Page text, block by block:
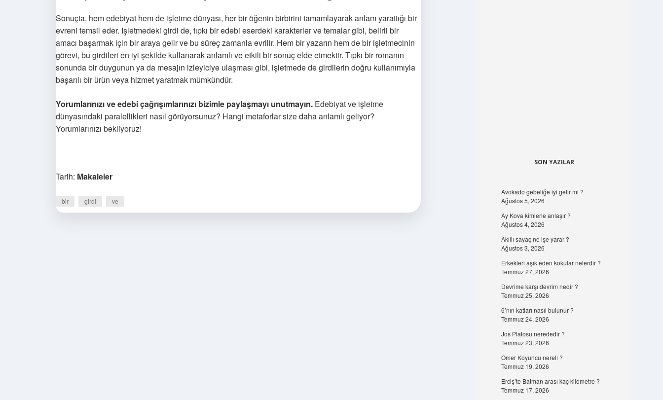
Sonuçta, hem edebiyat hem de işletme dünyası, her bir öğenin birbirini tamamlayarak anlam yarattığı bir
evreni temsil eder. Işletmedeki girdi de, tıpkı bir edebi eserdeki karakterler ve temalar gibi, belirli bir
amacı başarmak için bir araya gelir ve bu süreç zamanla evrilir. Hem bir yazarın hem de bir işletmecinin
görevi, bu girdileri en iyi şekilde kullanarak anlamlı ve etkili bir sonuç elde etmektir. Tıpkı bir romanın
sonunda bir duygunun ya da mesajın izleyiciye ulaşması gibi, işletmede de girdilerin doğru kullanımıyla
başarılı bir ürün veya hizmet yaratmak mümkündür.
Yorumlarınızı ve edebi çağrışımlarınızı bizimle paylaşmayı unutmayın. Edebiyat ve işletme
dünyasındaki paralellikleri nasıl görüyorsunuz? Hangi metaforlar size daha anlamlı geliyor?
Yorumlarınızı bekliyoruz!
Tarih: Makaleler
bir girdi ve
SON YAZILAR
Avokado gebeliğe iyi gelir mi ?
Ağustos 5, 2026
Ay Kova kimlerle anlaşır ?
Ağustos 4, 2026
Akıllı sayaç ne işe yarar ?
Ağustos 3, 2026
Erkekleri aşık eden kokular nelerdir ?
Temmuz 27, 2026
Devrime karşı devrim nedir ?
Temmuz 25, 2026
6’nın katları nasıl bulunur ?
Temmuz 24, 2026
Jos Platosu nerededir ?
Temmuz 23, 2026
Ömer Koyuncu nereli ?
Temmuz 19, 2026
Erciş’te Batman arası kaç kilometre ?
Temmuz 17, 2026